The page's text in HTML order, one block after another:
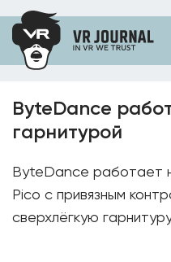
ByteDance
гарнитурой
ByteDance работает
Pico с привязным
сверхлёгкую